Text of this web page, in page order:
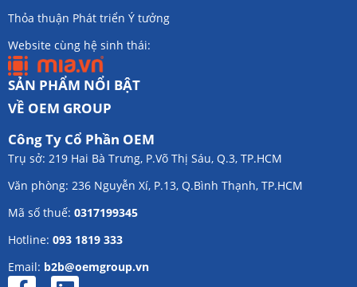
Thỏa thuận Phát triển Ý tưởng
Website cùng hệ sinh thái:
SẢN PHẨM NỔI BẬT
VỀ OEM GROUP
Công Ty Cổ Phần OEM
Trụ sở: 219 Hai Bà Trưng, P.Võ Thị Sáu, Q.3, TP.HCM
Văn phòng: 236 Nguyễn Xí, P.13, Q.Bình Thạnh, TP.HCM
Mã số thuế: 0317199345
Hotline: 093 1819 333
Email: b2b@oemgroup.vn